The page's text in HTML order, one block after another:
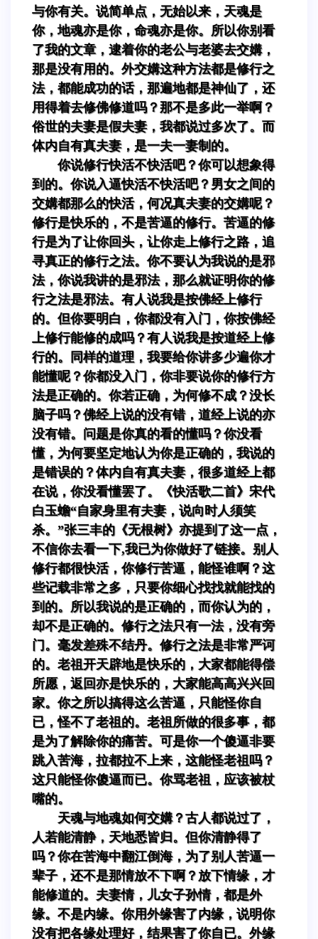
与你有关。说简单点，无始以来，天魂是
你，地魂亦是你，命魂亦是你。所以你别看
了我的文章，逮着你的老公与老婆去交媾，
那是没有用的。外交媾这种方法都是修行之
法，都能成功的话，那遍地都是神仙了，还
用得着去修佛修道吗？那不是多此一举啊？
俗世的夫妻是假夫妻，我都说过多次了。而
体内自有真夫妻，是一夫一妻制的。
你说修行快活不快活吧？你可以想象得
到的。你说入逼快活不快活吧？男女之间的
交媾都那么的快活，何况真夫妻的交媾呢？
修行是快乐的，不是苦逼的修行。苦逼的修
行是为了让你回头，让你走上修行之路，追
寻真正的修行之法。你不要认为我说的是邪
法，你说我讲的是邪法，那么就证明你的修
行之法是邪法。有人说我是按佛经上修行
的。但你要明白，你都没有入门，你按佛经
上修行能修的成吗？有人说我是按道经上修
行的。同样的道理，我要给你讲多少遍你才
能懂呢？你都没入门，你非要说你的修行方
法是正确的。你若正确，为何修不成？没长
脑子吗？佛经上说的没有错，道经上说的亦
没有错。问题是你真的看的懂吗？你没看
懂，为何要坚定地认为你是正确的，我说的
是错误的？体内自有真夫妻，很多道经上都
在说，你没看懂罢了。《快活歌二首》宋代
白玉蟾“自家身里有夫妻，说向时人须笑
杀。”张三丰的《无根树》亦提到了这一点，
不信你去看一下,我已为你做好了链接。别人
修行都很快活，你修行苦逼，能怪谁啊？这
些记载非常之多，只要你细心找找就能找的
到的。所以我说的是正确的，而你认为的，
却不是正确的。修行之法只有一法，没有旁
门。毫发差殊不结丹。修行之法是非常严诃
的。老祖开天辟地是快乐的，大家都能得偿
所愿，返回亦是快乐的，大家能高高兴兴回
家。你之所以搞得这么苦逼，只能怪你自
已，怪不了老祖的。老祖所做的很多事，都
是为了解除你的痛苦。可是你一个傻逼非要
跳入苦海，拉都拉不上来，这能怪老祖吗？
这只能怪你傻逼而已。你骂老祖，应该被杖
嘴的。
天魂与地魂如何交媾？古人都说过了，
人若能清静，天地悉皆归。但你清静得了
吗？你在苦海中翻江倒海，为了别人苦逼一
辈子，还不是那情放不下啊？放下情缘，才
能修道的。夫妻情，儿女子孙情，都是外
缘。不是内缘。你用外缘害了内缘，说明你
没有把各缘处理好，结果害了你自已。外缘